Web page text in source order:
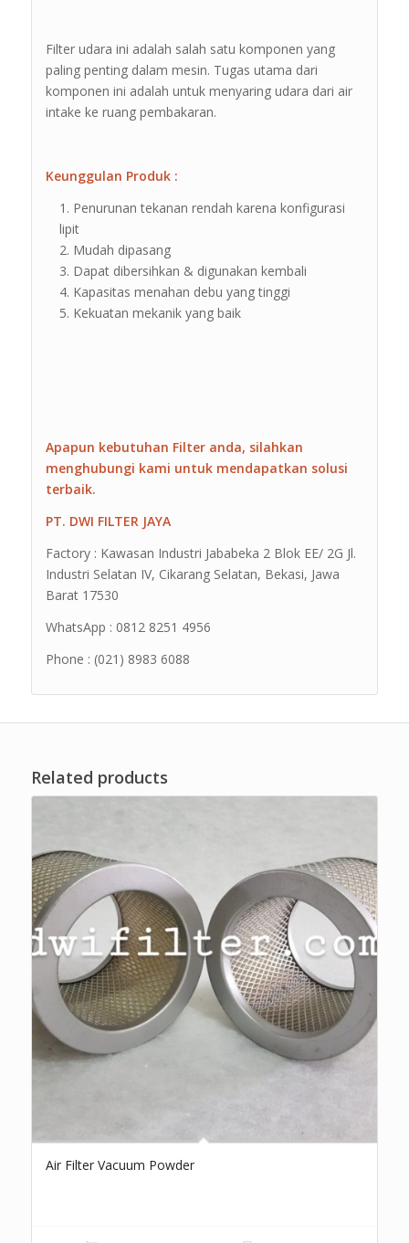
Filter udara ini adalah salah satu komponen yang
paling penting dalam mesin. Tugas utama dari
komponen ini adalah untuk menyaring udara dari air
intake ke ruang pembakaran.
Keunggulan Produk :
Penurunan tekanan rendah karena konfigurasi
lipit
Mudah dipasang
Dapat dibersihkan & digunakan kembali
Kapasitas menahan debu yang tinggi
Kekuatan mekanik yang baik
Apapun kebutuhan Filter anda, silahkan
menghubungi kami untuk mendapatkan solusi
terbaik.
PT. DWI FILTER JAYA
Factory : Kawasan Industri Jababeka 2 Blok EE/ 2G Jl.
Industri Selatan IV, Cikarang Selatan, Bekasi, Jawa
Barat 17530
WhatsApp : 0812 8251 4956
Phone : (021) 8983 6088
Related products
Air Filter Vacuum Powder